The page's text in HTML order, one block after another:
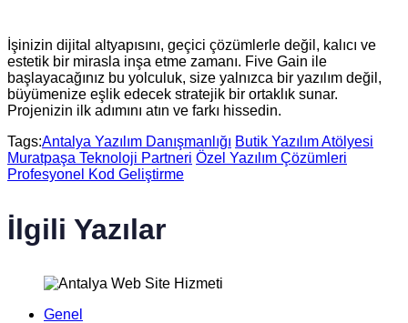
İşinizin dijital altyapısını, geçici çözümlerle değil, kalıcı ve
estetik bir mirasla inşa etme zamanı. Five Gain ile
başlayacağınız bu yolculuk, size yalnızca bir yazılım değil,
büyümenize eşlik edecek stratejik bir ortaklık sunar.
Projenizin ilk adımını atın ve farkı hissedin.
Tags:Antalya Yazılım Danışmanlığı Butik Yazılım Atölyesi
Muratpaşa Teknoloji Partneri Özel Yazılım Çözümleri
Profesyonel Kod Geliştirme
İlgili Yazılar
Genel